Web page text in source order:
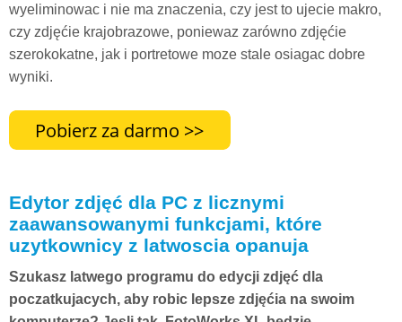
wyeliminowac i nie ma znaczenia, czy jest to ujecie makro,
czy zdjęćie krajobrazowe, poniewaz zarówno zdjęćie
szerokokatne, jak i portretowe moze stale osiagac dobre
wyniki.
Edytor zdjęć dla PC z licznymi
zaawansowanymi funkcjami, które
uzytkownicy z latwoscia opanuja
Szukasz latwego programu do edycji zdjęć dla
poczatkujacych, aby robic lepsze zdjęćia na swoim